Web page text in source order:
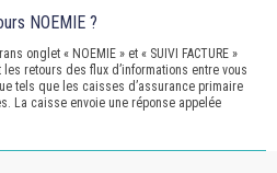
NOEMIE ?
onglet « NOEMIE » et « SUIVI FACTURE »
retours des flux d’informations entre vous
tels que les caisses d’assurance primaire
La caisse envoie une réponse appelée